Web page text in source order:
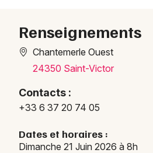
Sorties famille
Expos
Sorties & loisirs
Brocantes en Dordogne
Toulouse
Toutes les villes
Renseignements
Chantemerle Ouest
24350 Saint-Victor
Contacts :
+33 6 37 20 74 05
Dates et horaires :
Dimanche 21 Juin 2026 à 8h